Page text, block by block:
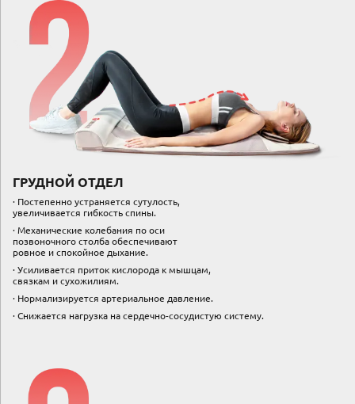
ГРУДНОЙ ОТДЕЛ
∙ Постепенно устраняется сутулость,
увеличивается гибкость спины.
∙ Механические колебания по оси
позвоночного столба обеспечивают
ровное и спокойное дыхание.
∙ Усиливается приток кислорода к мышцам,
связкам и сухожилиям.
∙ Нормализируется артериальное давление.
∙ Снижается нагрузка на сердечно-сосудистую систему.